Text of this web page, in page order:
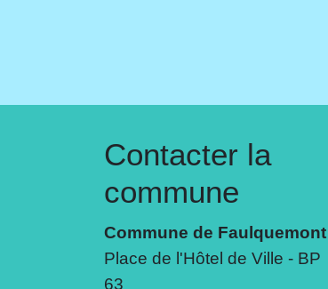
Contacter la
commune
Commune de Faulquemont
Place de l'Hôtel de Ville - BP
63